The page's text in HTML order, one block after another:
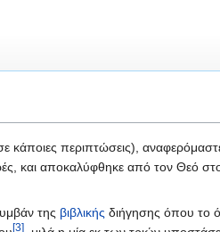
κάποιες περιπτώσεις),
και αποκαλύφθηκε από τον Θεό
της βιβλικής διήγησης όπου το
[3]